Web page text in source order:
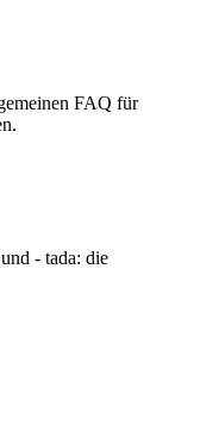
FAQ für
- tada: die